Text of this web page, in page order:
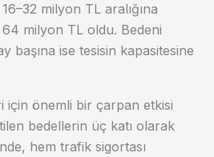
milyon TL aralığına
milyon TL oldu. Bedeni
başına ise tesisin kapasitesine
için önemli bir çarpan etkisi
bedellerin üç katı olarak
hem trafik sigortası